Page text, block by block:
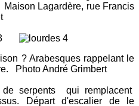
rue Francis
rappelant le
Photo André Grimbert
serpents qui remplacent
Départ d'escalier de le